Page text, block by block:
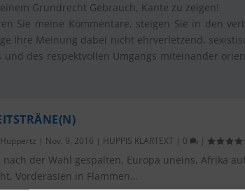
Grundrecht Gebrauch, Kante zu zeigen!
Sie meine Kommentare, steigen Sie in den
Ihre Meinung dabei nicht ehrverletzend,
des respektvollen Umgangs miteinander
| Nov. 9, 2016 | HUPPIS KLARTEXT | 0 |
nach der Wahl gespalten, Europa uneins, Afrika
Vorderasien in Flammen…